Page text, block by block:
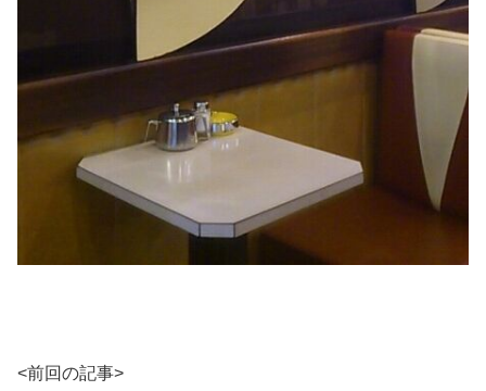
<前回の記事>